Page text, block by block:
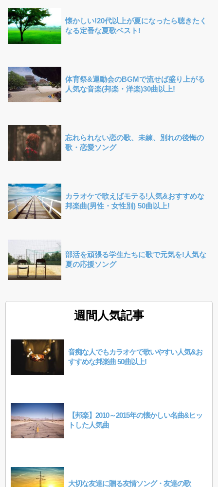
懐かしい!20代以上が夏になったら聴きたく
なる定番な夏歌ベスト!
体育祭&運動会のBGMで流せば盛り上がる
人気な音楽(邦楽・洋楽)30曲以上!
忘れられない恋の歌、未練、別れの後悔の
歌・恋愛ソング
カラオケで歌えばモテる!人気&おすすめな
邦楽曲(男性・女性別) 50曲以上!
部活を頑張る学生たちに歌で元気を!人気な
夏の応援ソング
週間人気記事
音痴な人でもカラオケで歌いやすい人気&お
すすめな邦楽曲 50曲以上!
【邦楽】2010～2015年の懐かしい名曲&ヒッ
トした人気曲
大切な友達に贈る友情ソング・友達の歌